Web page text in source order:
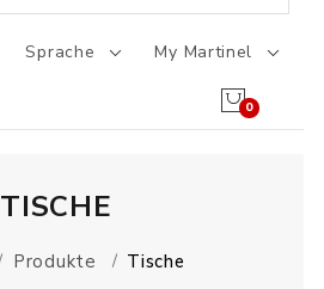
Sprache My Martinel
0
TISCHE
Produkte Tische